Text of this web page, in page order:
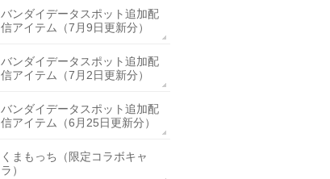
バンダイデータスポット追加配
信アイテム（7月9日更新分）
バンダイデータスポット追加配
信アイテム（7月2日更新分）
バンダイデータスポット追加配
信アイテム（6月25日更新分）
くまもっち（限定コラボキャ
ラ）